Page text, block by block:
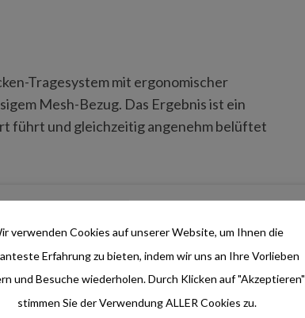
Tragesystem mit ergonomischer
Mesh-Bezug. Das Ergebnis ist ein
führt und gleichzeitig angenehm belüftet
lässt sich nicht nur von oben, sondern
öffnen. Dazu kommen elastische
und eine elastische Zickzack-Schnürung
verwenden Cookies auf unserer Website, um Ihnen die
Erfahrung zu bieten, indem wir uns an Ihre Vorlieben
und Besuche wiederholen. Durch Klicken auf "Akzeptieren"
stimmen Sie der Verwendung ALLER Cookies zu.